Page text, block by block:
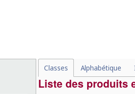
Classes Alphabétique
Liste des produits